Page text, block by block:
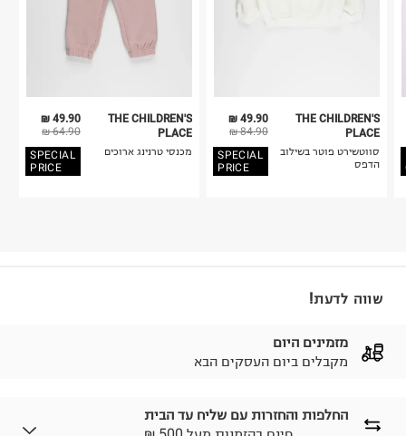
49.90 ₪
64.90 ₪
SPECIAL
PRICE
THE CHILDREN'S
PLACE
מכנסי טרנינג ארוכים
49.90 ₪
84.90 ₪
SPECIAL
PRICE
THE CHILDREN'S
PLACE
סווטשירט פוטר בשילוב
הדפס
שווה לדעת!
מזמינים היום
מקבלים ביום העסקים הבא
החלפות והחזרות עם שליח עד הבית